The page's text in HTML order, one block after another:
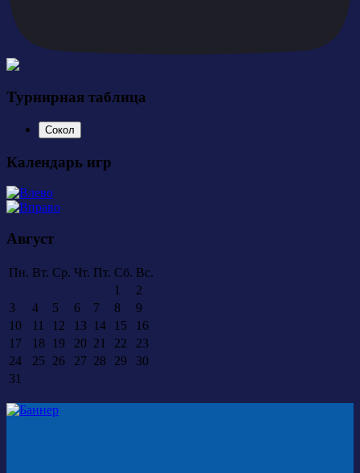
Турнирная таблица
Сокол
Календарь игр
Август
Пн. Вт. Ср. Чт. Пт. Сб. Вс.
1
2
3
4 5 6 7 8
9
10
11 12 13 14 15
16
17
18 19 20 21 22
23
24
25 26 27 28 29
30
31